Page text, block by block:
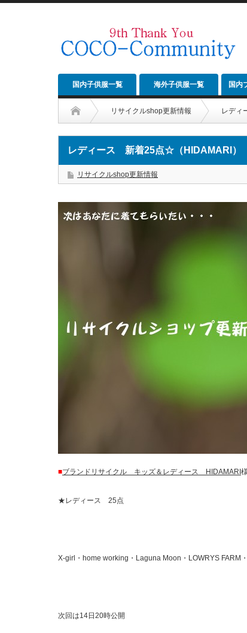
国内子供服一覧 海外子供服一覧 国内
リサイクルshop更新情報 レディ
レディース 新着25点☆（HIDAMARI）
リサイクルshop更新情報
■ブランドリサイクル キッズ＆レディース HIDAMARI 様
★レディース 25点
X-girl・home working・Laguna Moon・LOWRYS FARM
次回は14日20時公開